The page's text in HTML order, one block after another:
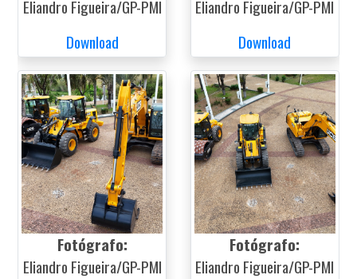
Eliandro Figueira/GP-PMI
Download
Eliandro Figueira/GP-PMI
Download
Fotógrafo:
Eliandro Figueira/GP-PMI
Fotógrafo:
Eliandro Figueira/GP-PMI